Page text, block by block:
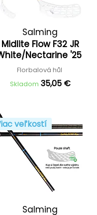
Salming
Midlite Flow F32 JR
Nectarine '25
Florbalová hůl
Skladom 35,05 €
veľkostí
Salming